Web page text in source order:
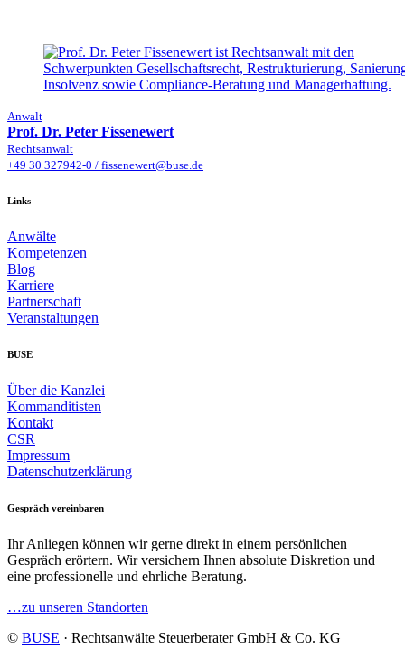
Anwalt
Prof. Dr. Peter Fissenewert
Rechtsanwalt
+49 30 327942-0 / fissenewert@buse.de
Links
Anwälte
Kompetenzen
Blog
Karriere
Partnerschaft
Veranstaltungen
BUSE
Über die Kanzlei
Kommanditisten
Kontakt
CSR
Impressum
Datenschutzerklärung
Gespräch vereinbaren
Ihr Anliegen können wir gerne direkt in einem persönlichen
Gespräch erörtern. Wir versichern Ihnen absolute Diskretion und
eine professionelle und ehrliche Beratung.
…zu unseren Standorten
© BUSE · Rechtsanwälte Steuerberater GmbH & Co. KG